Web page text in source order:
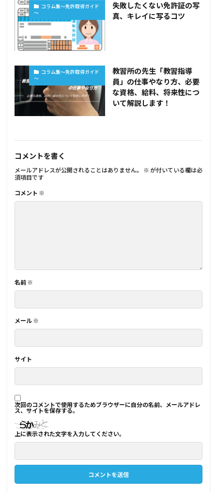
コラム集～免許取得ガイド
～
失敗したくない免許証の写
真、キレイに写るコツ
コラム集～免許取得ガイド
～
教習所の先生「教習指導
員」の仕事やなり方、必要
な資格、給料、将来性につ
いて解説します！
コメントを書く
メールアドレスが公開されることはありません。 ※ が付いている欄は必
須項目です
コメント ※
名前 ※
メール ※
サイト
次回のコメントで使用するためブラウザーに自分の名前、メールアドレ
ス、サイトを保存する。
上に表示された文字を入力してください。